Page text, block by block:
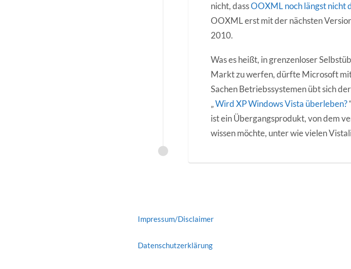
nicht, dassOOXML noch längst
OOXML erst mit der nächsten
2010.
Was es heißt, in grenzenloser
Markt zu werfen, dürfte Microsoft
Sachen Betriebssystemen übt sich
„Wird XP Windows Vista überleben?
ist ein Übergangsprodukt, von dem
wissen möchte, unter wie vielen
Impressum/Disclaimer
Datenschutzerklärung